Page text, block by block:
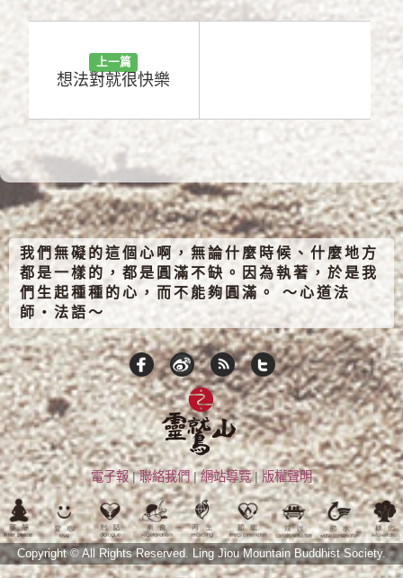
上一篇
想法對就很快樂
我們無礙的這個心啊，無論什麼時候、什麼地方
都是一樣的，都是圓滿不缺。因為執著，於是我
們生起種種的心，而不能夠圓滿。 ～心道法
師‧法語～
電子報|聯絡我們 |網站導覽| 版權聲明
Copyright © All Rights Reserved. Ling Jiou Mountain Buddhist Society.